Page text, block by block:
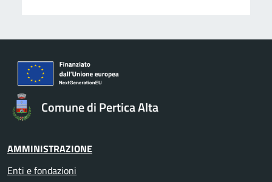
Comune di Pertica Alta
AMMINISTRAZIONE
Enti e fondazioni